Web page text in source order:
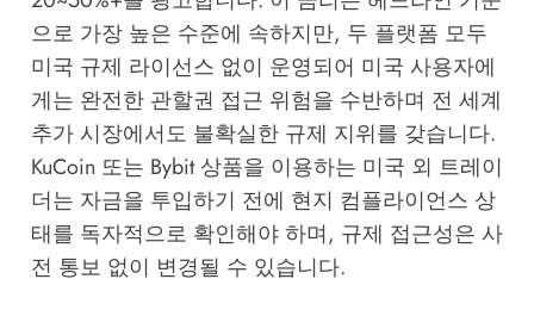
으로 가장 높은 수준에 속하지만, 두 플랫폼 모두
미국 규제 라이선스 없이 운영되어 미국 사용자에
게는 완전한 관할권 접근 위험을 수반하며 전 세계
추가 시장에서도 불확실한 규제 지위를 갖습니다.
KuCoin 또는 Bybit 상품을 이용하는 미국 외 트레이
더는 자금을 투입하기 전에 현지 컴플라이언스 상
태를 독자적으로 확인해야 하며, 규제 접근성은 사
전 통보 없이 변경될 수 있습니다.